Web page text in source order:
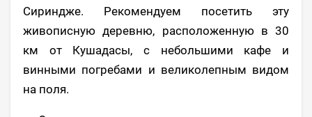
Сириндже. Рекомендуем посетить эту
живописную деревню, расположенную в 30
км от Кушадасы, с небольшими кафе и
винными погребами и великолепным видом
на поля.